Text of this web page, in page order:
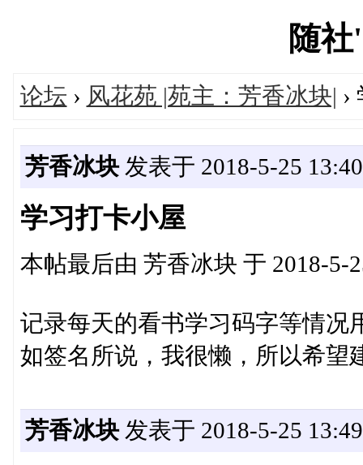
随
论坛 › 风花苑 |苑主：芳香冰块| ›
芳香冰块发表于 2018-5-25 13:40
学习打卡小屋
本帖最后由 芳香冰块 于 2018-5-
记录每天的看书学习码字等情况
如签名所说，我很懒，所以希望
芳香冰块发表于 2018-5-25 13:49